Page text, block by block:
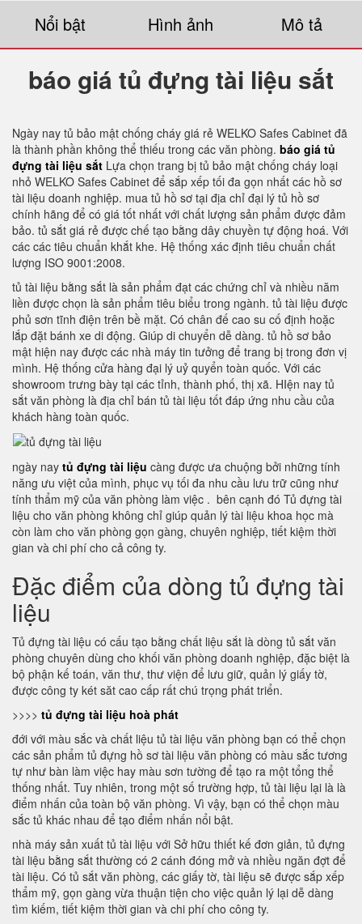
Nổi bật Hình ảnh Mô tả
báo giá tủ đựng tài liệu sắt
Ngày nay tủ bảo mật chống cháy giá rẻ WELKO Safes Cabinet đã
là thành phần không thể thiếu trong các văn phòng. báo giá tủ
đựng tài liệu sắt Lựa chọn trang bị tủ bảo mật chống cháy loại
nhỏ WELKO Safes Cabinet để sắp xếp tối đa gọn nhất các hồ sơ
tài liệu doanh nghiệp. mua tủ hồ sơ tại địa chỉ đại lý tủ hồ sơ
chính hãng để có giá tốt nhất với chất lượng sản phẩm được đảm
bảo. tủ sắt giá rẻ được chế tạo bằng dây chuyền tự động hoá. Với
các các tiêu chuẩn khắt khe. Hệ thống xác định tiêu chuẩn chất
lượng ISO 9001:2008.
tủ tài liệu bằng sắt là sản phẩm đạt các chứng chỉ và nhiều năm
liền được chọn là sản phẩm tiêu biểu trong ngành. tủ tài liệu được
phủ sơn tĩnh điện trên bề mặt. Có chân đế cao su cố định hoặc
lắp đặt bánh xe di động. Giúp di chuyển dễ dàng. tủ hồ sơ bảo
mật hiện nay được các nhà máy tin tưởng để trang bị trong đơn vị
mình. Hệ thống cửa hàng đại lý uỷ quyển toàn quốc. Với các
showroom trưng bày tại các tỉnh, thành phố, thị xã. HIện nay tủ
sắt văn phòng là địa chỉ bán tủ tài liệu tốt đáp ứng nhu cầu của
khách hàng toàn quốc.
ngày nay tủ đựng tài liệu càng được ưa chuộng bởi những tính
năng ưu việt của mình, phục vụ tối đa nhu cầu lưu trữ cũng như
tính thẩm mỹ của văn phòng làm việc . bên cạnh đó Tủ đựng tài
liệu cho văn phòng không chỉ giúp quản lý tài liệu khoa học mà
còn làm cho văn phòng gọn gàng, chuyên nghiệp, tiết kiệm thời
gian và chi phí cho cả công ty.
Đặc điểm của dòng tủ đựng tài
liệu
Tủ đựng tài liệu có cấu tạo bằng chất liệu sắt là dòng tủ sắt văn
phòng chuyên dùng cho khối văn phòng doanh nghiệp, đặc biệt là
bộ phận kế toán, văn thư, thư viện để lưu giữ, quản lý giấy tờ,
được công ty két săt cao cấp rất chú trọng phát triển.
>>>> tủ đựng tài liệu hoà phát
đới với màu sắc và chất liệu tủ tài liệu văn phòng bạn có thể chọn
các sản phẩm tủ đựng hồ sơ tài liệu văn phòng có màu sắc tương
tự như bàn làm việc hay màu sơn tường để tạo ra một tổng thể
thống nhất. Tuy nhiên, trong một số trường hợp, tủ tài liệu lại là là
điểm nhấn của toàn bộ văn phòng. Vì vậy, bạn có thể chọn màu
sắc tủ khác nhau để tạo điểm nhấn nổi bật.
nhà máy sản xuất tủ tài liệu với Sở hữu thiết kế đơn giản, tủ đựng
tài liệu bằng sắt thường có 2 cánh đóng mở và nhiều ngăn đợt để
tài liệu. Có tủ sắt văn phòng, các giấy tờ, tài liệu sẽ được sắp xếp
thẩm mỹ, gọn gàng vừa thuận tiện cho việc quản lý lại dễ dàng
tìm kiếm, tiết kiệm thời gian và chi phí cho công ty.